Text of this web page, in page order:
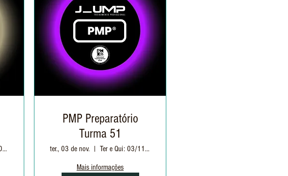
Ter e Qui: 27/10 à 26/11 | 19h às 22h30
PMP Preparatório
Turma 51
ter., 03 de nov. Ter e Qui: 03/11 à 03/12 | 19h às 22h30
Mais informações